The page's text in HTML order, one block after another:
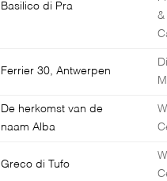
Basilico di Pra
&
Ferrier 30, Antwerpen
De herkomst van de
naam Alba
Greco di Tufo